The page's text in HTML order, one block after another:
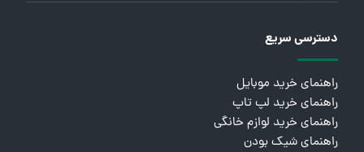
دسترسی سریع
راهنمای خرید موبایل
راهنمای خرید لپ تاپ
راهنمای خرید لوازم خانگی
راهنمای شیک بودن